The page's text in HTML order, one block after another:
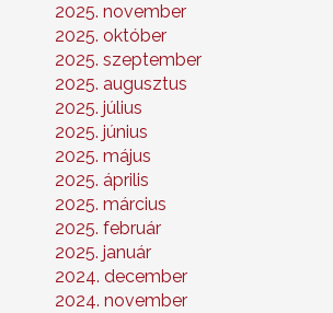
2025. november
2025. október
2025. szeptember
2025. augusztus
2025. július
2025. június
2025. május
2025. április
2025. március
2025. február
2025. január
2024. december
2024. november